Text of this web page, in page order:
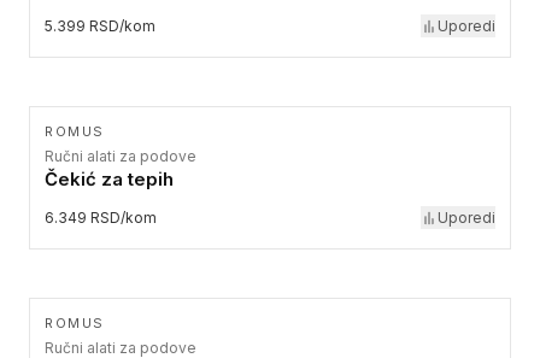
5.399 RSD/kom Uporedi
ROMUS
Ručni alati za podove
Čekić za tepih
6.349 RSD/kom Uporedi
ROMUS
Ručni alati za podove